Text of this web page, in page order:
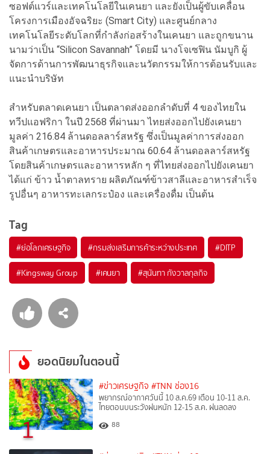
ซอฟต์แวร์และเทคโนโลยีในเคนยา และยังเป็นผู้ขับเคลื่อน
โครงการเมืองอัจฉริยะ (Smart City) และศูนย์กลาง
เทคโนโลยีระดับโลกที่กำลังก่อสร้างในเคนยา และถูกขนาน
นามว่าเป็น “Silicon Savannah” โดยมี นางโจเซฟิน นัมบูกิ ผู้
จัดการด้านการพัฒนาธุรกิจและนวัตกรรมให้การต้อนรับและ
แนะนำบริษัท
สำหรับตลาดเคนยา เป็นตลาดส่งออกลำดับที่ 4 ของไทยใน
ทวีปแอฟริกา ในปี 2568 ที่ผ่านมา ไทยส่งออกไปยังเคนยา
มูลค่า 216.84 ล้านดอลลาร์สหรัฐ ซึ่งเป็นมูลค่าการส่งออก
สินค้าเกษตรและอาหารประมาณ 60.64 ล้านดอลลาร์สหรัฐ
โดยสินค้าเกษตรและอาหารหลัก ๆ ที่ไทยส่งออกไปยังเคนยา
ได้แก่ ข้าว น้ำตาลทราย ผลิตภัณฑ์ข้าวสาลีและอาหารสำเร็จ
รูปอื่นๆ อาหารทะเลกระป๋อง และเครื่องดื่ม เป็นต้น
Tag
#ย่อโลกเศรษฐกิจ #กรมส่งเสริมการค้าระหว่างประเทศ #DITP
#Kingsway Group #เคนยา #สุนันทา กังวาลกุลกิจ
ยอดนิยมในตอนนี้
1
#ข่าวเศรษฐกิจ #TNN ช่อง16
พยากรณ์อากาศวันนี้ 10 ส.ค.69 เตือน 10-11 ส.ค.
ไทยตอนบนระวังฝนหนัก 12-15 ส.ค. ฝนลดลง
88